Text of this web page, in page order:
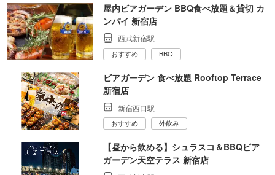
屋内ビアガーデン BBQ食べ放題＆貸切 カ
ンパイ 新宿店
西武新宿駅
おすすめ BBQ
ビアガーデン 食べ放題 Rooftop Terrace
新宿店
新宿西口駅
おすすめ 外飲み
【昼から飲める】シュラスコ＆BBQビア
ガーデン天空テラス 新宿店